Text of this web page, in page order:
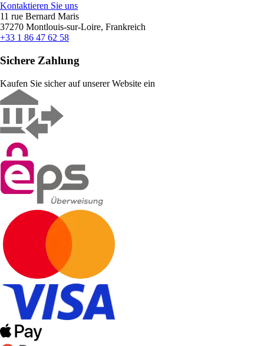
Kontaktieren Sie uns
11 rue Bernard Maris
37270 Montlouis-sur-Loire, Frankreich
+33 1 86 47 62 58
Sichere Zahlung
Kaufen Sie sicher auf unserer Website ein